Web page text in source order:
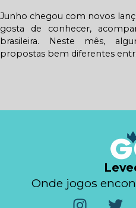
Junho chegou com novos
gosta de conhecer,
brasileira. Neste mês,
propostas bem diferentes
Onde jogos